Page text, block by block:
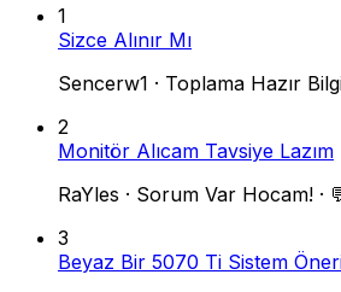
1
Sizce Alınır Mı
Sencerw1 · Toplama Hazır
2
Monitör Alıcam Tavsiye Lazım
RaYles · Sorum Var Hocam! ·
3
Beyaz Bir 5070 Ti Sistem